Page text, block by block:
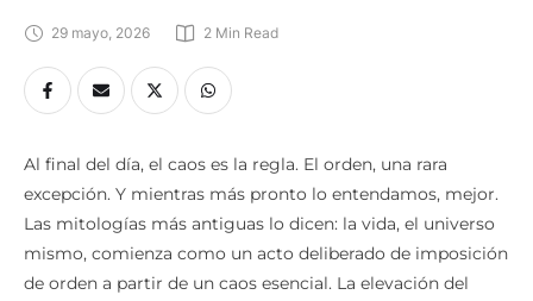
29 mayo, 2026 2 Min Read
Al final del día, el caos es la regla. El orden, una rara
excepción. Y mientras más pronto lo entendamos, mejor.
Las mitologías más antiguas lo dicen: la vida, el universo
mismo, comienza como un acto deliberado de imposición
de orden a partir de un caos esencial. La elevación del